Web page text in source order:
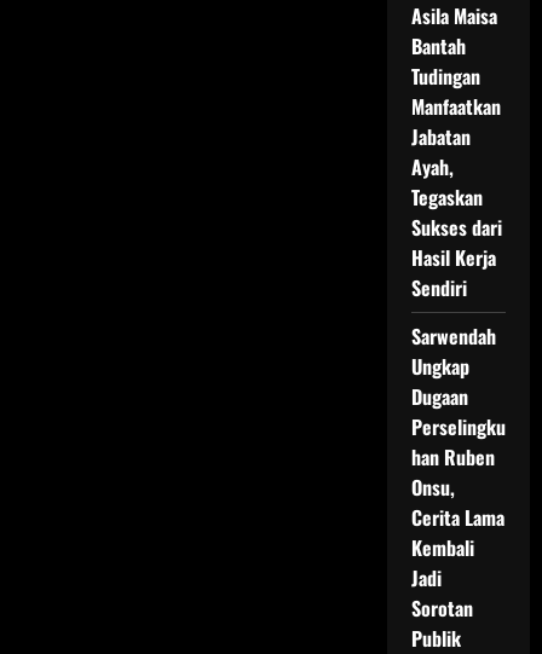
Asila Maisa
Bantah
Tudingan
Manfaatkan
Jabatan
Ayah,
Tegaskan
Sukses dari
Hasil Kerja
Sendiri
Sarwendah
Ungkap
Dugaan
Perselingku
han Ruben
Onsu,
Cerita Lama
Kembali
Jadi
Sorotan
Publik